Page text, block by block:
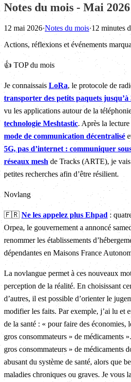
Notes du mois - Mai 2026
12 mai 2026·Notes du mois·12 minutes
Actions, réflexions et événements
👍 TOP du mois
Je connaissais LoRa, le protocole de
transporter des petits paquets jusqu’à
vu les applications autour de la
technologie Meshtastic. Après la lecture
mode de communication décentralisé
5G, pas d’internet : communiquer
réseaux meshde Tracks (ARTE), je
petites recherches afin d’être résilient.
Novlang
🇫🇷Ne les appelez plus Ehpad :
Orpea, le gouvernement a annoncé
renommer les établissements
dépendantes en Maisons France
La novlangue permet à ces nouveaux
perception de la réalité. En choisissant
d’autres, il est possible d’orienter le
modifier les faits. Par exemple, j’ai lu et
de la santé : « pour faire des économies,
gros consommateurs » de médicaments
gros consommateurs » de médicaments
abusant du système de santé, alors que
maladies chroniques ou graves. Je vous